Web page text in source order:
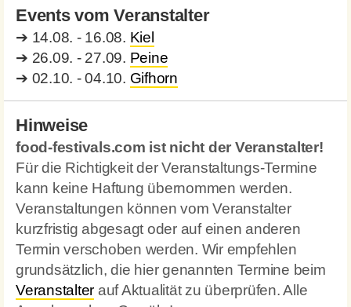
Events vom Veranstalter
➔ 14.08. - 16.08. Kiel
➔ 26.09. - 27.09. Peine
➔ 02.10. - 04.10. Gifhorn
Hinweise
food-festivals.com ist nicht der Veranstalter!
Für die Richtigkeit der Veranstaltungs-Termine
kann keine Haftung übernommen werden.
Veranstaltungen können vom Veranstalter
kurzfristig abgesagt oder auf einen anderen
Termin verschoben werden. Wir empfehlen
grundsätzlich, die hier genannten Termine beim
Veranstalter auf Aktualität zu überprüfen. Alle